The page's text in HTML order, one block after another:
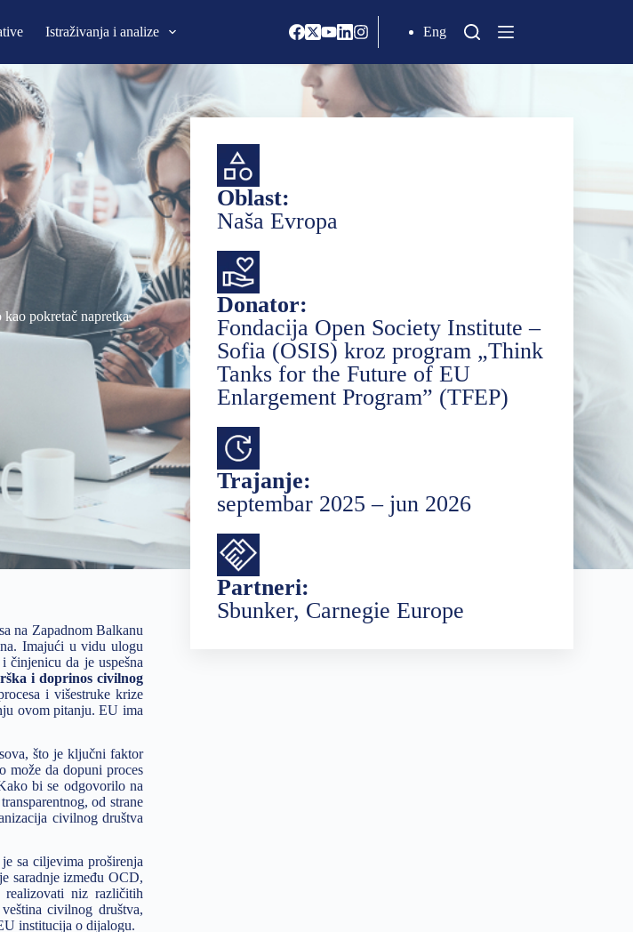
Istraživanja i analize Eng
pokretač napretka
Oblast:
Naša Evropa
Donator:
Fondacija Open Society Institute –
Sofia (OSIS) kroz program „Think
Tanks for the Future of EU
Enlargement Program” (TFEP)
Trajanje:
septembar 2025 – jun 2026
Partneri:
Sbunker, Carnegie Europe
na Zapadnom Balkanu
Imajući u vidu ulogu
da je uspešna
i doprinos civilnog
i višestruke krize
ovom pitanju. EU ima
što je ključni faktor
može da dopuni proces
bi se odgovorilo na
od strane
civilnog društva
sa ciljevima proširenja
saradnje između OCD,
niz različitih
civilnog društva,
institucija o dijalogu.